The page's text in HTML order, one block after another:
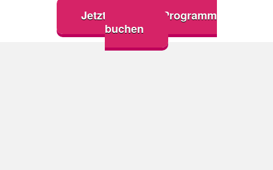
Jetzt Coaching Programm
buchen